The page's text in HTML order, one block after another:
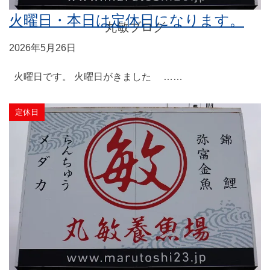
丸敏ブログ
火曜日・本日は定休日になります。
2026年5月26日
火曜日です。 火曜日がきました ……
定休日